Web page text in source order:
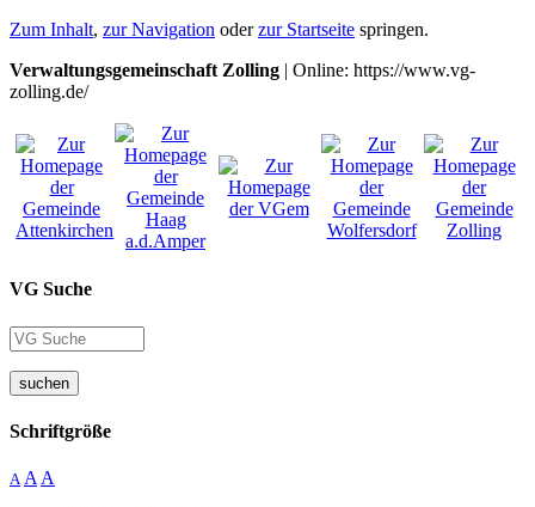
Zum Inhalt, zur Navigation oderzur Startseite springen.
Verwaltungsgemeinschaft Zolling | Online: https://www.vg-
zolling.de/
VG Suche
suchen
Schriftgröße
A A A